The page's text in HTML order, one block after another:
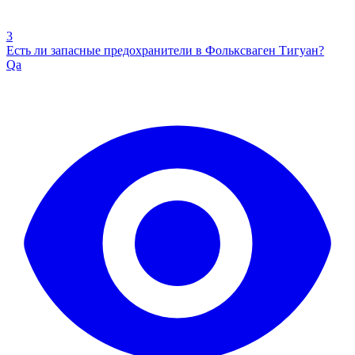
3
Есть ли запасные предохранители в Фольксваген Тигуан?
Qa